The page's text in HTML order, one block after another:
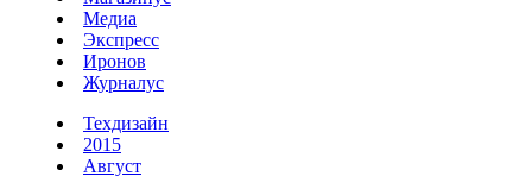
Медиа
Экспресс
Иронов
Журналус
Техдизайн
2015
Август